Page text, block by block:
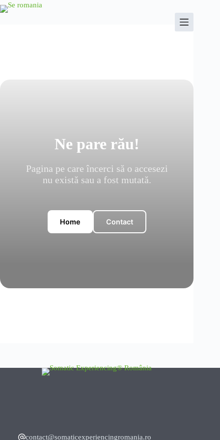
Sari
la
Ne pare rău!
Pagina pe care încerci să o accesezi
nu există sau a fost mutată.
Home Contact
contact@somaticexperiencingromania.ro